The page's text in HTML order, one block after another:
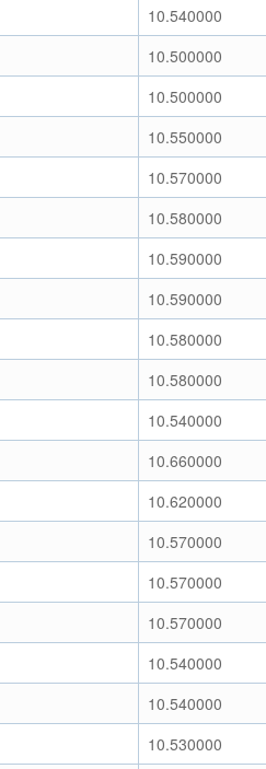
10.540000
10.500000
10.500000
10.550000
10.570000
10.580000
10.590000
10.590000
10.580000
10.580000
10.540000
10.660000
10.620000
10.570000
10.570000
10.570000
10.540000
10.540000
10.530000